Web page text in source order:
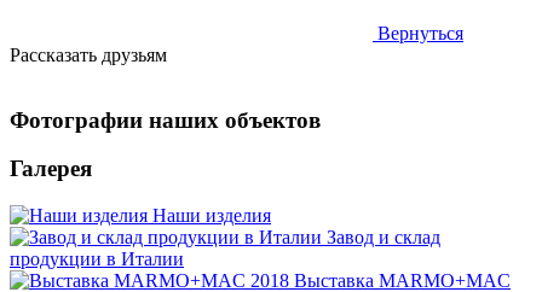
Вернуться
Рассказать друзьям
Фотографии наших объектов
Галерея
Наши изделия
Завод и склад
продукции в Италии
Выставка MARMO+MAC